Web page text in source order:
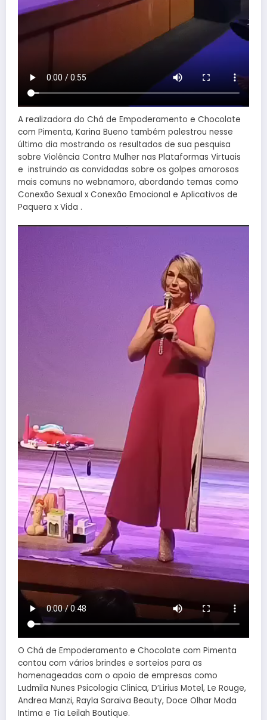
A realizadora do Chá de Empoderamento e Chocolate
com Pimenta, Karina Bueno também palestrou nesse
último dia mostrando os resultados de sua pesquisa
sobre Violência Contra Mulher nas Plataformas Virtuais
e instruindo as convidadas sobre os golpes amorosos
mais comuns no webnamoro, abordando temas como
Conexão Sexual x Conexão Emocional e Aplicativos de
Paquera x Vida .
O Chá de Empoderamento e Chocolate com Pimenta
contou com vários brindes e sorteios para as
homenageadas com o apoio de empresas como
Ludmila Nunes Psicologia Clinica, D’Lirius Motel, Le Rouge,
Andrea Manzi, Rayla Saraiva Beauty, Doce Olhar Moda
Intima e Tia Leilah Boutique.